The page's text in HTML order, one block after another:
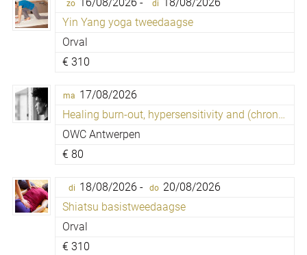
zo di
Yin Yang yoga tweedaagse
Orval
€ 310
ma 17/08/2026
Healing burn-out, hypersensitivity and (chronic) fatigue
OWC Antwerpen
€ 80
di 18/08/2026 - do 20/08/2026
Shiatsu basistweedaagse
Orval
€ 310